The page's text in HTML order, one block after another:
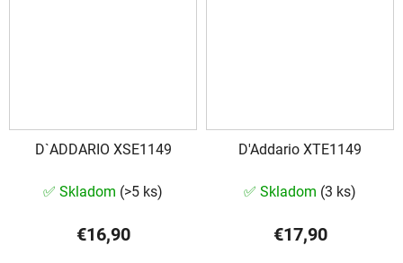
D`ADDARIO XSE1149
✅ Skladom (>5 ks)
€16,90
D'Addario XTE1149
✅ Skladom (3 ks)
€17,90